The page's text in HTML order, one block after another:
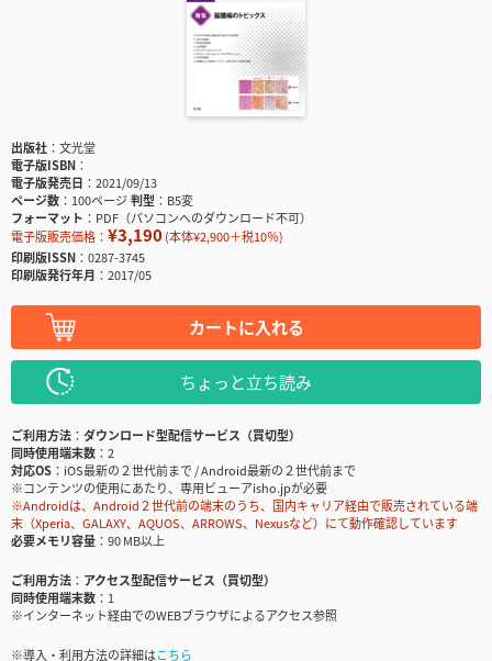
出版社
文光堂
電子版ISBN
電子版発売日
2021/09/13
ページ数
100ページ判型
B5変
フォーマット
PDF（パソコンへのダウンロード不可）
電子版販売価格： ¥3,190(本体¥2,900＋税10％)
印刷版ISSN
0287-3745
印刷版発行年月
2017/05
カートに入れる
ちょっと立ち読み
ご利用方法
ダウンロード型配信サービス（買切型）
同時使用端末数
2
対応OS
iOS最新の２世代前まで / Android最新の２世代前まで
※コンテンツの使用にあたり、専用ビューアisho.jpが必要
※Androidは、Android２世代前の端末のうち、国内キャリア経由で販売されている端
末（Xperia、GALAXY、AQUOS、ARROWS、Nexusなど）にて動作確認しています
必要メモリ容量
90 MB以上
ご利用方法
アクセス型配信サービス（買切型）
同時使用端末数
1
※インターネット経由でのWEBブラウザによるアクセス参照
※導入・利用方法の詳細はこちら